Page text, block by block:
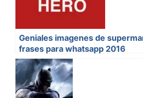
Geniales imagenes de
frases para whatsapp 2016